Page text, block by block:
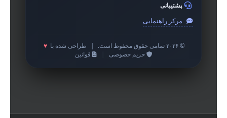
پشتیبانی
مرکز راهنمایی
© ۲۰۲۶ تمامی حقوق محفوظ است. طراحی شده با ♥
حریم خصوصی
قوانین